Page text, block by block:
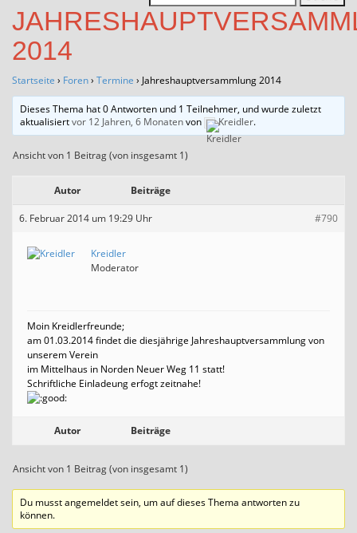
nach:
2014
Startseite › Foren› Termine › Jahreshauptversammlung 2014
Dieses Thema hat 0 Antworten und 1 Teilnehmer, und wurde zuletzt
aktualisiertvor 12 Jahren, 6 Monatenvon Kreidler.
Ansicht von 1 Beitrag (von insgesamt 1)
Autor Beiträge
6. Februar 2014 um 19:29 Uhr #790
Kreidler
Moderator
Moin Kreidlerfreunde;
am 01.03.2014 findet die diesjährige Jahreshauptversammlung von
unserem Verein
im Mittelhaus in Norden Neuer Weg 11 statt!
Schriftliche Einladeung erfogt zeitnahe!
Autor Beiträge
Ansicht von 1 Beitrag (von insgesamt 1)
Du musst angemeldet sein, um auf dieses Thema antworten zu
können.